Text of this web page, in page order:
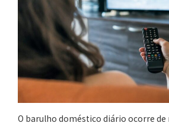
O barulho doméstico diário ocorre